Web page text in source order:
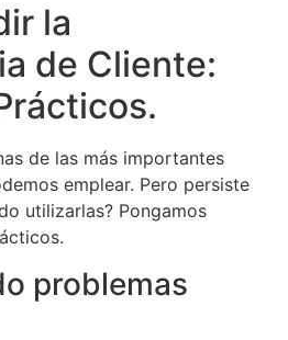
la
de Cliente:
de las más importantes
emplear. Pero persiste
utilizarlas? Pongamos
problemas